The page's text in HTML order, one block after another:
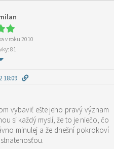
v roku 2010
81
18:09
vybaviť ešte jeho pravý význam
si každý myslí, že to je niečo, čo
minulej a že dnešní pokrokoví